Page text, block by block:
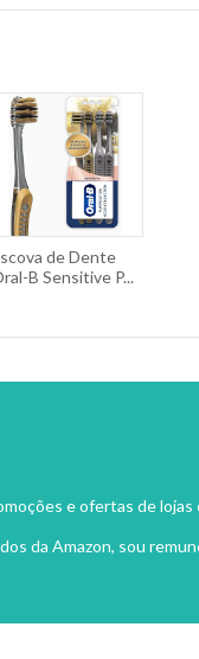
de Dente
B Sensitive P...
e ofertas de lojas
da Amazon, sou